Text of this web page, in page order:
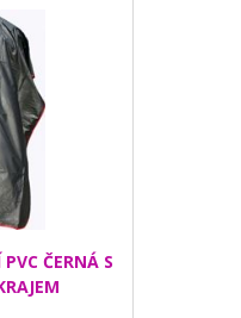
ČERNÁ S